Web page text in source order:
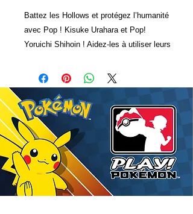
Battez les Hollows et protégez l’humanité
avec Pop ! Kisuke Urahara et Pop!
Yoruichi Shihoin ! Aidez-les à utiliser leurs
vous accueillez ce Pop ! & Buddy dans
votre collection Bleach.